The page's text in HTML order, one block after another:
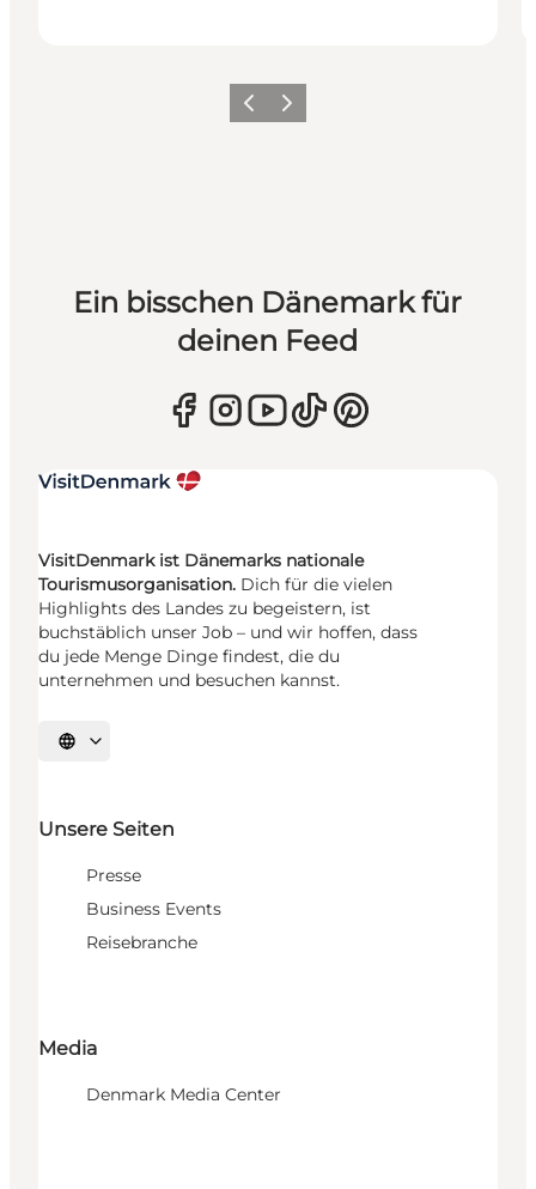
ZurückWeiter
Ein bisschen Dänemark für
deinen Feed
VisitDenmark ist Dänemarks nationale
Tourismusorganisation. Dich für die vielen
Highlights des Landes zu begeistern, ist
buchstäblich unser Job – und wir hoffen, dass
du jede Menge Dinge findest, die du
unternehmen und besuchen kannst.
Sprache auswählen
Unsere Seiten
Presse
Business Events
Reisebranche
Media
Denmark Media Center